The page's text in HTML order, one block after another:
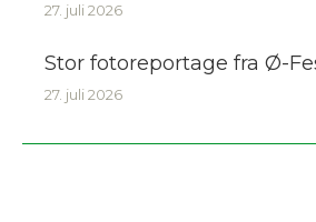
27. juli 2026
Stor fotoreportage fra Ø-
27. juli 2026